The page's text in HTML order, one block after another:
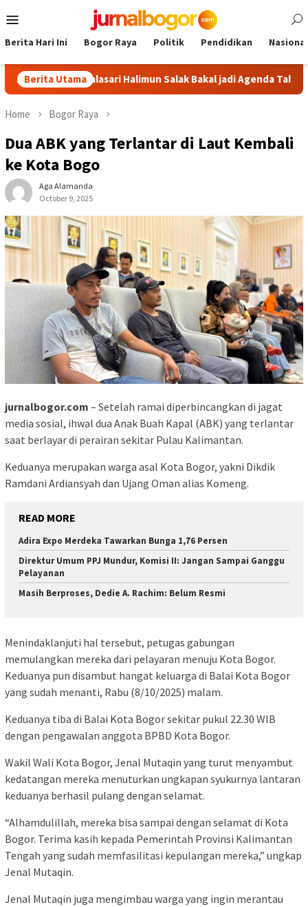
to
Menu
Berita Hari Ini Bogor Raya Politik Pendidikan Nasional
Berita Utama
Malasari Halimun Salak Bakal jadi Agenda Tahunan
Home Bogor Raya
Dua ABK yang Terlantar di Laut Kembali
ke Kota Bogo
Aga Alamanda
October 9, 2025
jurnalbogor.com – Setelah ramai diperbincangkan di jagat
media sosial, ihwal dua Anak Buah Kapal (ABK) yang terlantar
saat berlayar di perairan sekitar Pulau Kalimantan.
Keduanya merupakan warga asal Kota Bogor, yakni Dikdik
Ramdani Ardiansyah dan Ujang Oman alias Komeng.
READ MORE
Adira Expo Merdeka Tawarkan Bunga 1,76 Persen
Direktur Umum PPJ Mundur, Komisi II: Jangan Sampai Ganggu
Pelayanan
Masih Berproses, Dedie A. Rachim: Belum Resmi
Menindaklanjuti hal tersebut, petugas gabungan
memulangkan mereka dari pelayaran menuju Kota Bogor.
Keduanya pun disambut hangat keluarga di Balai Kota Bogor
yang sudah menanti, Rabu (8/10/2025) malam.
Keduanya tiba di Balai Kota Bogor sekitar pukul 22.30 WIB
dengan pengawalan anggota BPBD Kota Bogor.
Wakil Wali Kota Bogor, Jenal Mutaqin yang turut menyambut
kedatangan mereka menuturkan ungkapan syukurnya lantaran
keduanya berhasil pulang dengan selamat.
“Alhamdulillah, mereka bisa sampai dengan selamat di Kota
Bogor. Terima kasih kepada Pemerintah Provinsi Kalimantan
Tengah yang sudah memfasilitasi kepulangan mereka,” ungkap
Jenal Mutaqin.
Jenal Mutaqin juga mengimbau warga yang ingin merantau